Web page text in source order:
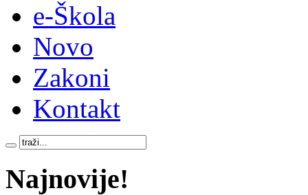
e-Škola
Novo
Zakoni
Kontakt
Najnovije!